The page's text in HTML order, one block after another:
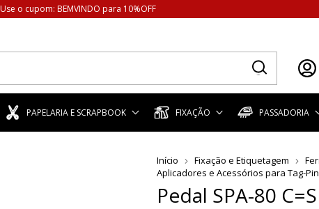
Use o cupom: BEMVINDO para 10%OFF
PAPELARIA E SCRAPBOOK FIXAÇÃO PASSADORIA
Início Fixação e Etiquetagem
Aplicadores e Acessórios para Tag-
Pedal SPA-80